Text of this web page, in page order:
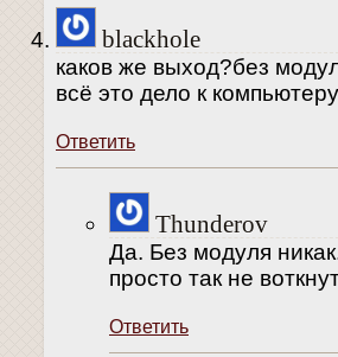
blackhole
каков же выход?без
всё это дело к
Ответить
Thunderov
Да. Без модуля
просто так не
Ответить